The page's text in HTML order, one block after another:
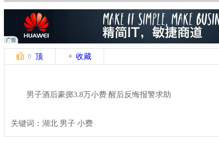
0 顶 收藏
男子酒后豪掷3.8万小费 醒后反悔报警求助
关键词：湖北 男子 小费